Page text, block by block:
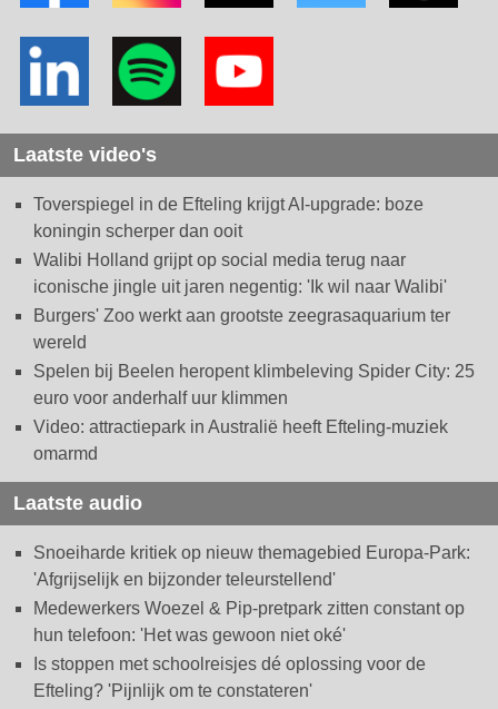
Laatste video's
Toverspiegel in de Efteling krijgt AI-upgrade: boze
koningin scherper dan ooit
Walibi Holland grijpt op social media terug naar
iconische jingle uit jaren negentig: 'Ik wil naar Walibi'
Burgers' Zoo werkt aan grootste zeegrasaquarium ter
wereld
Spelen bij Beelen heropent klimbeleving Spider City: 25
euro voor anderhalf uur klimmen
Video: attractiepark in Australië heeft Efteling-muziek
omarmd
Laatste audio
Snoeiharde kritiek op nieuw themagebied Europa-Park:
'Afgrijselijk en bijzonder teleurstellend'
Medewerkers Woezel & Pip-pretpark zitten constant op
hun telefoon: 'Het was gewoon niet oké'
Is stoppen met schoolreisjes dé oplossing voor de
Efteling? 'Pijnlijk om te constateren'